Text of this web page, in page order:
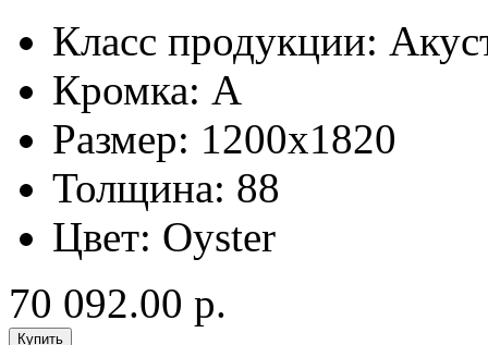
Класс продукции:
Кромка: A
Размер: 1200x1820
Толщина: 88
Цвет: Oyster
70 092.00 р.